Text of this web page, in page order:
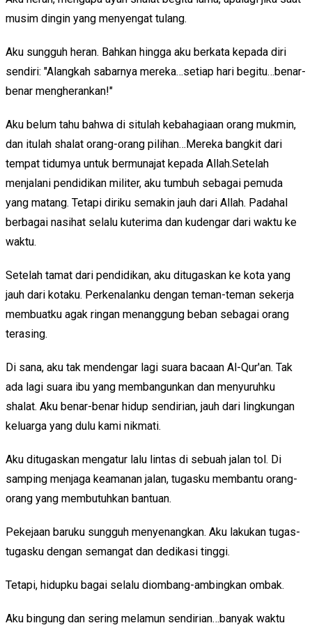
musim dingin yang menyengat tulang.
Aku sungguh heran. Bahkan hingga aku berkata kepada diri
sendiri: "Alangkah sabarnya mereka…setiap hari begitu…benar-
benar mengherankan!"
Aku belum tahu bahwa di situlah kebahagiaan orang mukmin,
dan itulah shalat orang-orang pilihan…Mereka bangkit dari
tempat tidumya untuk bermunajat kepada Allah.Setelah
menjalani pendidikan militer, aku tumbuh sebagai pemuda
yang matang. Tetapi diriku semakin jauh dari Allah. Padahal
berbagai nasihat selalu kuterima dan kudengar dari waktu ke
waktu.
Setelah tamat dari pendidikan, aku ditugaskan ke kota yang
jauh dari kotaku. Perkenalanku dengan teman-teman sekerja
membuatku agak ringan menanggung beban sebagai orang
terasing.
Di sana, aku tak mendengar lagi suara bacaan Al-Qur'an. Tak
ada lagi suara ibu yang membangunkan dan menyuruhku
shalat. Aku benar-benar hidup sendirian, jauh dari lingkungan
keluarga yang dulu kami nikmati.
Aku ditugaskan mengatur lalu lintas di sebuah jalan tol. Di
samping menjaga keamanan jalan, tugasku membantu orang-
orang yang membutuhkan bantuan.
Pekejaan baruku sungguh menyenangkan. Aku lakukan tugas-
tugasku dengan semangat dan dedikasi tinggi.
Tetapi, hidupku bagai selalu diombang-ambingkan ombak.
Aku bingung dan sering melamun sendirian…banyak waktu